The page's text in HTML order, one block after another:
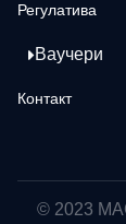
Регулатива
Ваучери
Контакт
© 2023